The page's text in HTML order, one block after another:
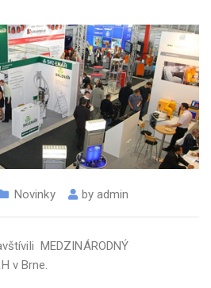
Novinky byadmin
MEDZINÁRODNÝ
v Brne.